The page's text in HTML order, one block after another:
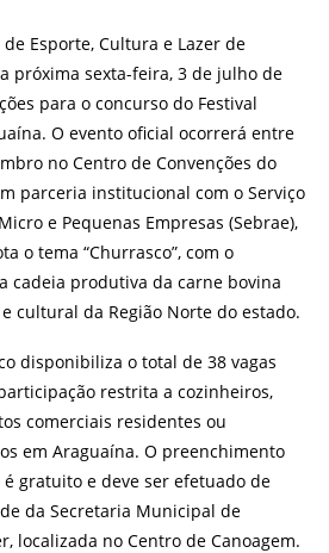
Esporte, Cultura e Lazer de
próxima sexta-feira, 3 de julho de
para o concurso do Festival
O evento oficial ocorrerá entre
no Centro de Convenções do
parceria institucional com o Serviço
e Pequenas Empresas (Sebrae),
o tema “Churrasco”, com o
cadeia produtiva da carne bovina
cultural da Região Norte do estado.
disponibiliza o total de 38 vagas
restrita a cozinheiros,
comerciais residentes ou
em Araguaína. O preenchimento
gratuito e deve ser efetuado de
da Secretaria Municipal de
localizada no Centro de Canoagem.